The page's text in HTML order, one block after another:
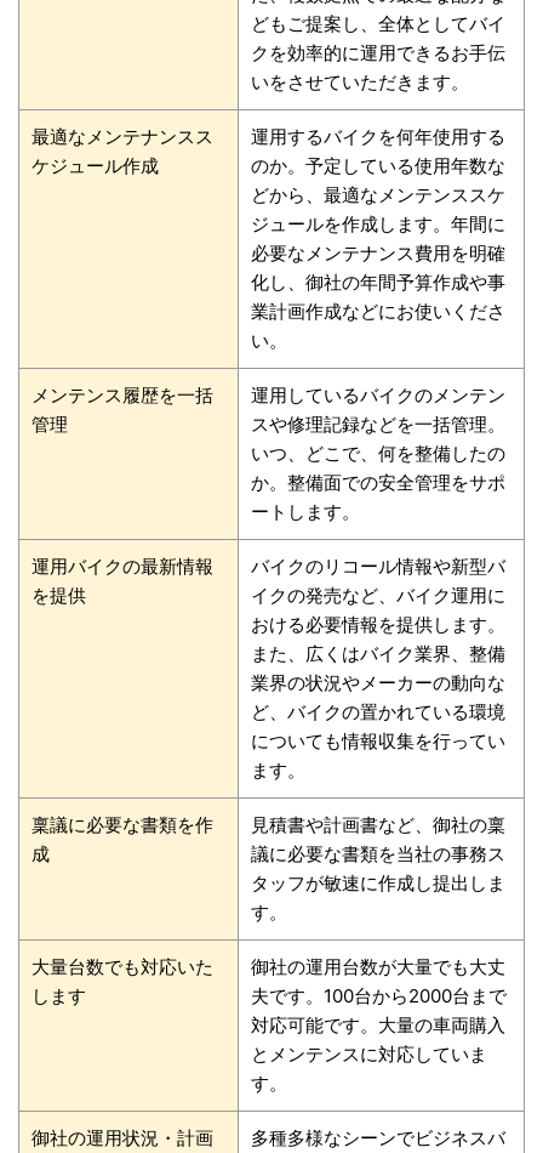
どもご提案し、全体としてバイ
クを効率的に運用できるお手伝
いをさせていただきます。
最適なメンテナンスス
ケジュール作成
運用するバイクを何年使用する
のか。予定している使用年数な
どから、最適なメンテンススケ
ジュールを作成します。年間に
必要なメンテナンス費用を明確
化し、御社の年間予算作成や事
業計画作成などにお使いくださ
い。
メンテンス履歴を一括
管理
運用しているバイクのメンテン
スや修理記録などを一括管理。
いつ、どこで、何を整備したの
か。整備面での安全管理をサポ
ートします。
運用バイクの最新情報
を提供
バイクのリコール情報や新型バ
イクの発売など、バイク運用に
おける必要情報を提供します。
また、広くはバイク業界、整備
業界の状況やメーカーの動向な
ど、バイクの置かれている環境
についても情報収集を行ってい
ます。
稟議に必要な書類を作
成
見積書や計画書など、御社の稟
議に必要な書類を当社の事務ス
タッフが敏速に作成し提出しま
す。
大量台数でも対応いた
します
御社の運用台数が大量でも大丈
夫です。100台から2000台まで
対応可能です。大量の車両購入
とメンテンスに対応していま
す。
御社の運用状況・計画
多種多様なシーンでビジネスバ